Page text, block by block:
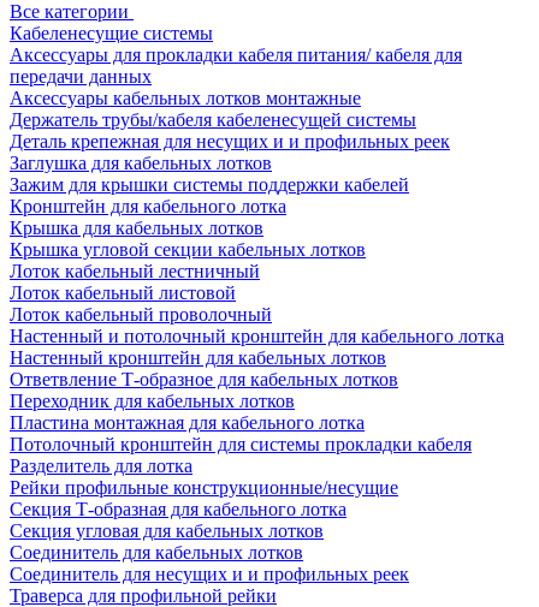
Все категории
Кабеленесущие системы
Аксессуары для прокладки кабеля питания/ кабеля для
передачи данных
Аксессуары кабельных лотков монтажные
Держатель трубы/кабеля кабеленесущей системы
Деталь крепежная для несущих и и профильных реек
Заглушка для кабельных лотков
Зажим для крышки системы поддержки кабелей
Кронштейн для кабельного лотка
Крышка для кабельных лотков
Крышка угловой секции кабельных лотков
Лоток кабельный лестничный
Лоток кабельный листовой
Лоток кабельный проволочный
Настенный и потолочный кронштейн для кабельного лотка
Настенный кронштейн для кабельных лотков
Ответвление Т-образное для кабельных лотков
Переходник для кабельных лотков
Пластина монтажная для кабельного лотка
Потолочный кронштейн для системы прокладки кабеля
Разделитель для лотка
Рейки профильные конструкционные/несущие
Секция Т-образная для кабельного лотка
Секция угловая для кабельных лотков
Соединитель для кабельных лотков
Соединитель для несущих и и профильных реек
Траверса для профильной рейки